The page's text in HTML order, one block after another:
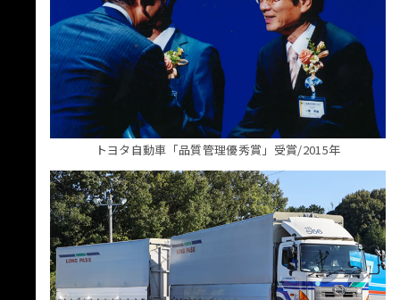
トヨタ自動車「品質管理優秀賞」受賞/2015年